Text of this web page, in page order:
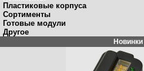
Пластиковые корпуса
Сортименты
Готовые модули
Другое
Новинки